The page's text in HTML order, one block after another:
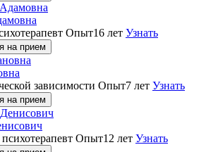
Опыт16 лет Узнать
на прием
зависимости Опыт7 лет Узнать
на прием
Опыт12 лет Узнать